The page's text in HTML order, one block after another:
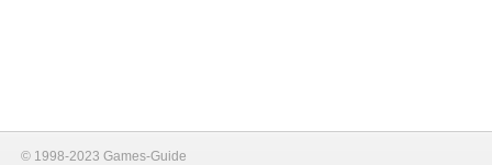
© 1998-2023 Games-Guide